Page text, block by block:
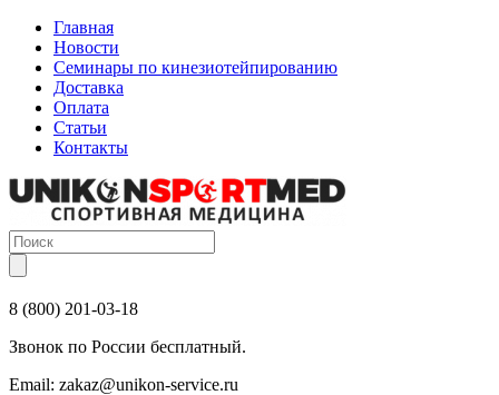
Главная
Новости
Семинары по кинезиотейпированию
Доставка
Оплата
Статьи
Контакты
8 (800) 201-03-18
Звонок по России бесплатный.
Email: zakaz@unikon-service.ru